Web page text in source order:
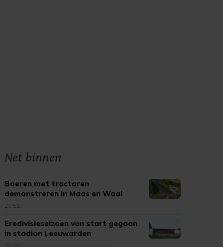
Net binnen
Boeren met tractoren
demonstreren in Maas en Waal
20:51
Eredivisieseizoen van start gegaan
in stadion Leeuwarden
20:15